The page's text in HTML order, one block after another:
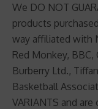
We DO NOT
products
way affiliated with
Red Monkey, BBC,
Burberry Ltd.,
Basketball
VARIANTS and